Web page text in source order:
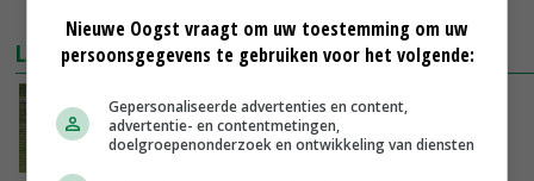
LAATSTE NIEUWS
Fritesnotering stijgt door tot maximaal 30
euro
VANDAAG, 16:39
Nieuwe Oogst vraagt om uw toestemming om uw
persoonsgegevens te gebruiken voor het volgende:
Gepersonaliseerde advertenties en content,
advertentie- en contentmetingen,
doelgroepenonderzoek en ontwikkeling van diensten